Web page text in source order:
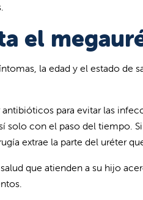
el
la edad y el estado de
para evitar las
solo con el paso del tiempo.
extrae la parte del uréter
que atienden a su hijo